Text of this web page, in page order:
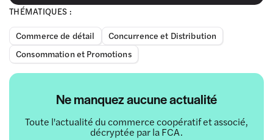
THÉMATIQUES :
Commerce de détail
Concurrence et Distribution
Consommation et Promotions
Ne manquez aucune actualité
Toute l'actualité du commerce coopératif et associé,
décryptée par la FCA.